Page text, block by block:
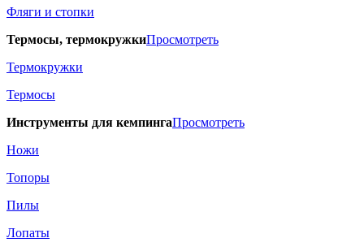
Фляги и стопки
Термосы, термокружкиПросмотреть
Термокружки
Термосы
Инструменты для кемпингаПросмотреть
Ножи
Топоры
Пилы
Лопаты